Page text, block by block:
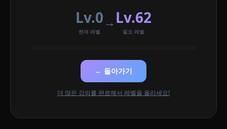
Lv.0
현재 레벨
→ Lv.62
필요 레벨
← 돌아가기
더 많은 강의를 완료해서 레벨을 올리세요!